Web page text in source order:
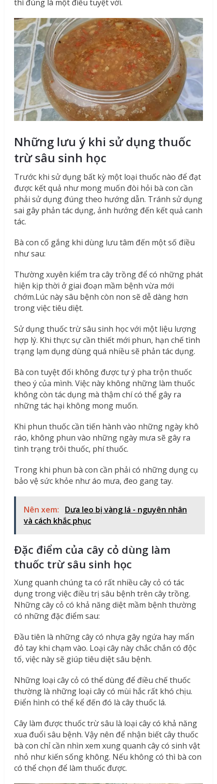
thì đúng là một điều tuyệt vời.
Những lưu ý khi sử dụng thuốc
trừ sâu sinh học
Trước khi sử dụng bất kỳ một loại thuốc nào để đạt
được kết quả như mong muốn đòi hỏi bà con cần
phải sử dụng đúng theo hướng dẫn. Tránh sử dụng
sai gây phản tác dụng, ảnh hưởng đến kết quả canh
tác.
Bà con cố gắng khi dùng lưu tâm đến một số điều
như sau:
Thường xuyên kiểm tra cây trồng để có những phát
hiện kịp thời ở giai đoạn mầm bệnh vừa mới
chớm.Lúc này sâu bệnh còn non sẽ dễ dàng hơn
trong việc tiêu diệt.
Sử dụng thuốc trừ sâu sinh học với một liệu lượng
hợp lý. Khi thực sự cần thiết mới phun, hạn chế tình
trạng lạm dụng dùng quá nhiều sẽ phản tác dụng.
Bà con tuyệt đối không được tự ý pha trộn thuốc
theo ý của mình. Việc này không những làm thuốc
không còn tác dụng mà thậm chí có thể gây ra
những tác hại không mong muốn.
Khi phun thuốc cần tiến hành vào những ngày khô
ráo, không phun vào những ngày mưa sẽ gây ra
tình trạng trôi thuốc, phí thuốc.
Trong khi phun bà con cần phải có những dụng cụ
bảo vệ sức khỏe như áo mưa, đeo gang tay.
Nên xem:
Dưa leo bị vàng lá - nguyên nhân
và cách khắc phục
Đặc điểm của cây cỏ dùng làm
thuốc trừ sâu sinh học
Xung quanh chúng ta có rất nhiều cây cỏ có tác
dụng trong việc điều trị sâu bệnh trên cây trồng.
Những cây cỏ có khả năng diệt mầm bệnh thường
có những đặc điểm sau:
Đầu tiên là những cây có nhựa gây ngứa hay mẩn
đỏ tay khi chạm vào. Loại cây này chắc chắn có độc
tố, việc này sẽ giúp tiêu diệt sâu bệnh.
Những loại cây cỏ có thể dùng để điều chế thuốc
thường là những loại cây có mùi hắc rất khó chịu.
Điển hình có thể kể đến đó là cây thuốc lá.
Cây làm được thuốc trừ sâu là loại cây có khả năng
xua đuổi sâu bệnh. Vậy nên để nhận biết cây thuốc
bà con chỉ cần nhìn xem xung quanh cây có sinh vật
nhỏ như kiến sống không. Nếu không có thì bà con
có thể chọn để làm thuốc được.